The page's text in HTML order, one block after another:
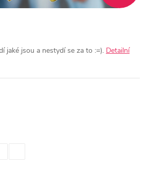
jaké jsou a nestydí se za to :=). Detailní